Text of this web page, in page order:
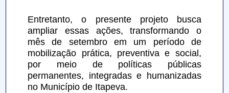
Entretanto, o presente projeto busca
ampliar essas ações, transformando o
mês de setembro em um período de
mobilização prática, preventiva e social,
por meio de políticas públicas
permanentes, integradas e humanizadas
no Município de Itapeva.